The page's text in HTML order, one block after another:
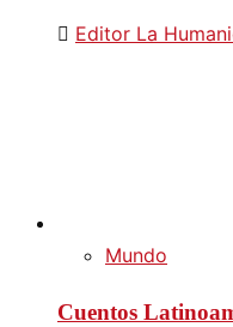
Editor La
Mundo
Cuentos